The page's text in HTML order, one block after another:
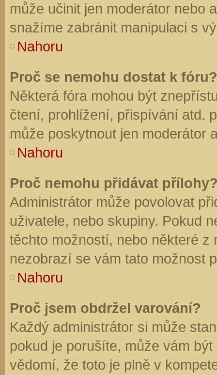
může učinit jen moderátor nebo
snažíme zabránit manipulaci s
Nahoru
Proč se nemohu dostat k fóru?
Některá fóra mohou být
čtení, prohlížení, přispívání atd.
může poskytnout jen moderátor
Nahoru
Proč nemohu přidávat
Administrátor může povolovat
uživatele, nebo skupiny. Pokud
těchto možností, nebo některé z
nezobrazí se vám tato možnost
Nahoru
Proč jsem obdržel varování?
Každý administrátor si může
pokud je porušíte, může vám
vědomí, že toto je plně v